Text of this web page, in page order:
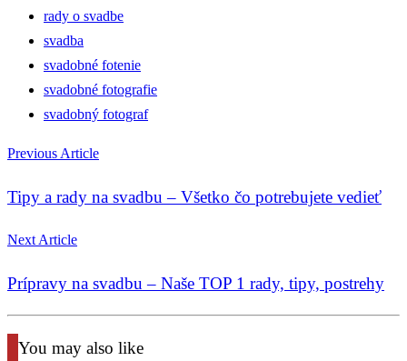
rady o svadbe
svadba
svadobné fotenie
svadobné fotografie
svadobný fotograf
Previous Article
Tipy a rady na svadbu – Všetko čo potrebujete vedieť
Next Article
Prípravy na svadbu – Naše TOP 1 rady, tipy, postrehy
You may also like